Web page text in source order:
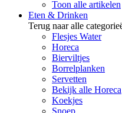
Toon alle artikelen
Eten & Drinken
Terug naar alle
Flesjes Water
Horeca
Bierviltjes
Borrelplanken
Servetten
Bekijk alle Horeca
Koekjes
Snoep